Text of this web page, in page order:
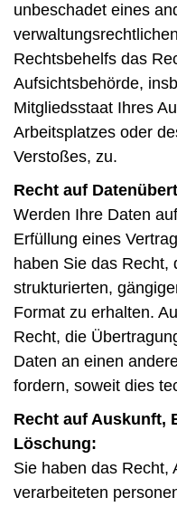
unbeschadet eines
Rechtsbehelfs das
Aufsichtsbehörde,
Mitgliedsstaat Ihres
Arbeitsplatzes oder
Verstoßes, zu.
Recht auf
Werden Ihre Daten
Erfüllung eines
haben Sie das Recht,
strukturierten,
Format zu erhalten.
Recht, die
Daten an einen
fordern, soweit dies
Recht auf Auskunft,
Löschung:
Sie haben das Recht,
verarbeiteten